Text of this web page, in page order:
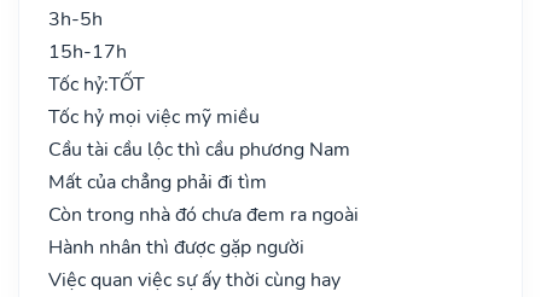
3h-5h
15h-17h
Tốc hỷ:TỐT
Tốc hỷ mọi việc mỹ miều
Cầu tài cầu lộc thì cầu phương Nam
Mất của chẳng phải đi tìm
Còn trong nhà đó chưa đem ra ngoài
Hành nhân thì được gặp người
Việc quan việc sự ấy thời cùng hay